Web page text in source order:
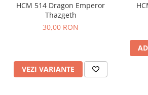
HCM 514 Dragon Emperor
Thazgeth
30,00 RON
VEZI VARIANTE